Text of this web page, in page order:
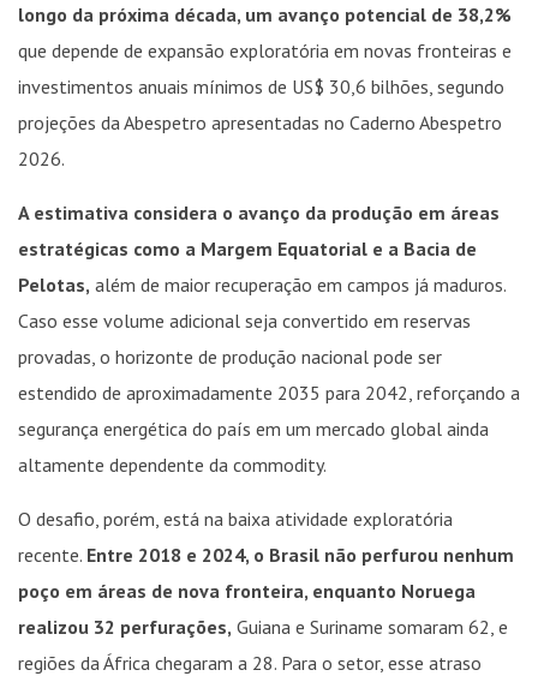
longo da próxima década, um avanço potencial de 38,2%
que depende de expansão exploratória em novas fronteiras e
investimentos anuais mínimos de US$ 30,6 bilhões, segundo
projeções da Abespetro apresentadas no Caderno Abespetro
2026.
A estimativa considera o avanço da produção em áreas
estratégicas como a Margem Equatorial e a Bacia de
Pelotas, além de maior recuperação em campos já maduros.
Caso esse volume adicional seja convertido em reservas
provadas, o horizonte de produção nacional pode ser
estendido de aproximadamente 2035 para 2042, reforçando a
segurança energética do país em um mercado global ainda
altamente dependente da commodity.
O desafio, porém, está na baixa atividade exploratória
recente. Entre 2018 e 2024, o Brasil não perfurou nenhum
poço em áreas de nova fronteira, enquanto Noruega
realizou 32 perfurações, Guiana e Suriname somaram 62, e
regiões da África chegaram a 28. Para o setor, esse atraso